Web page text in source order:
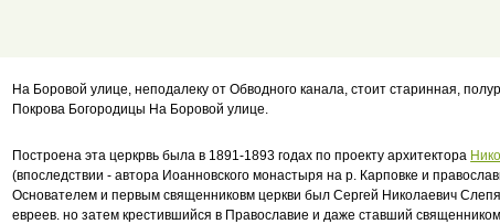
На Боровой улице, неподалеку от Обводного канала, стоит старинная,
Покрова Богородицы На Боровой улице.
Построена эта церкрвь была в 1891-1893 годах по проекту архитектора
(впоследствии - автора Иоанновского монастыря на р. Карповке и
Основателем и первым священниковм церкви был Сергей Николаевич
евреев. но затем крестившийся в Православие и даже ставший